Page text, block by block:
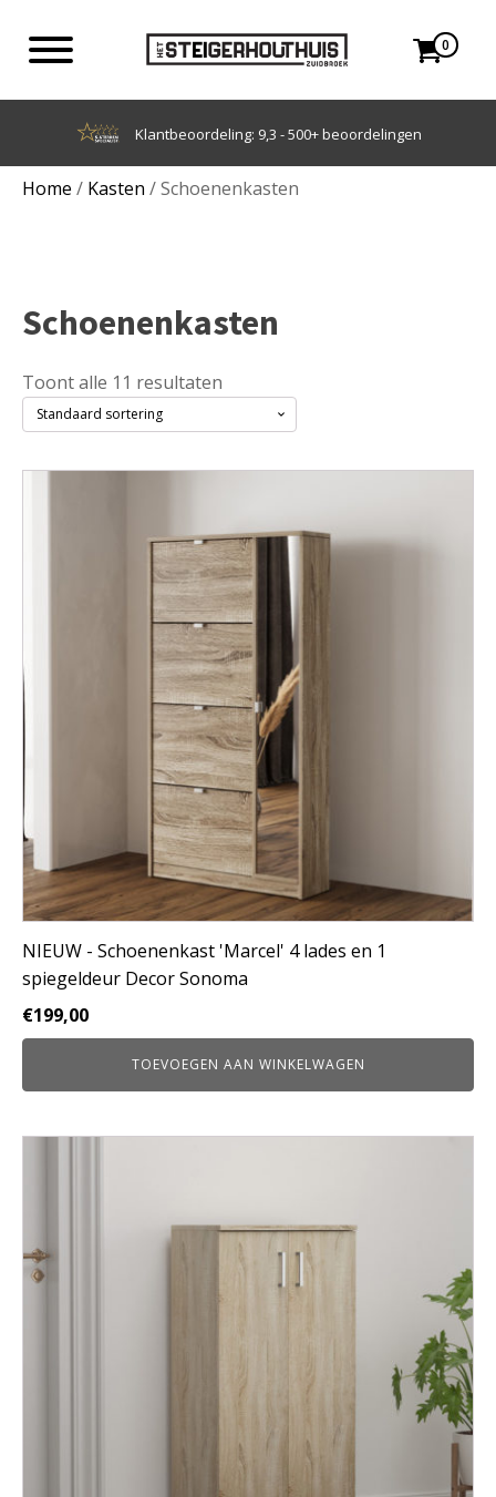
0
Achteraf betalen met Klarna
Home / Kasten / Schoenenkasten
Schoenenkasten
Toont alle 11 resultaten
NIEUW - Schoenenkast 'Marcel' 4 lades en 1
spiegeldeur Decor Sonoma
€199,00
TOEVOEGEN AAN WINKELWAGEN